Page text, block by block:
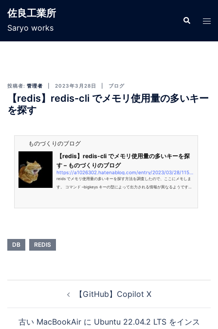
佐良工業所
Saryo works
投稿者: 管理者 2023年3月28日 ブログ
【redis】redis-cli でメモリ使用量の多いキー
を探す
ものづくりのブログ
【redis】redis-cli でメモリ使用量の多いキーを探
す – ものづくりのブログ
reids でメモリ使用量の多いキーを探す方法を調査したので、ここにメモしま
す。 コマンド –bigkeys キーの型によって出力される情報が異なるようです。
DB REDIS
【GitHub】Copilot X
古い MacBookAir に Ubuntu 22.04.2 LTS をインス